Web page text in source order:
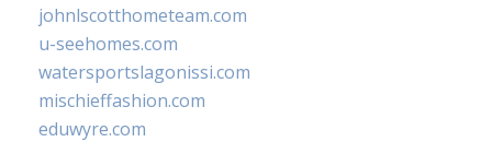
johnlscotthometeam.com
u-seehomes.com
watersportslagonissi.com
mischieffashion.com
eduwyre.com